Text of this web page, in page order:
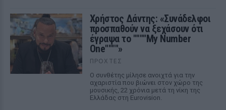
Χρήστος Δάντης: «Συνάδελφοι
προσπαθούν να ξεχάσουν ότι
έγραψα το """"My Number
One""""»
ΠΡΟΧΤΈΣ
Ο συνθέτης μίλησε ανοιχτά για την
αχαριστία που βιώνει στον χώρο της
μουσικής, 22 χρόνια μετά τη νίκη της
Ελλάδας στη Eurovision.